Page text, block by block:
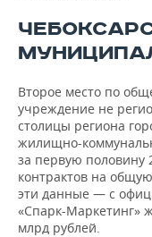
Второе место по
учреждение не
столицы региона
жилищно-
за первую половину
контрактов на
эти данные — с
«Спарк-Маркетинг»
млрд рублей.